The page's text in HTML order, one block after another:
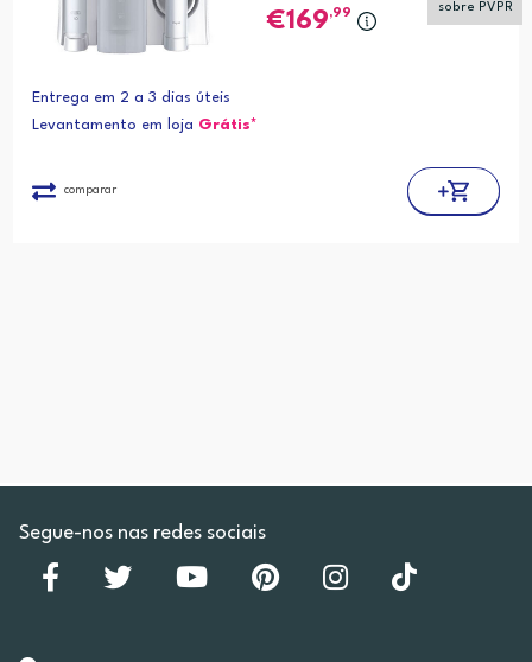
sobre PVPR
169,99
Entrega em 2 a 3 dias úteis
Levantamento em loja Grátis*
comparar
Segue-nos nas redes sociais